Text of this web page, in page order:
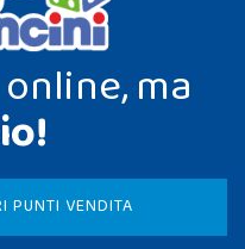
ma
PUNTI VENDITA